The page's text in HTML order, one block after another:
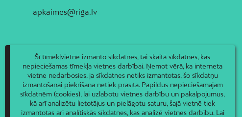
apkaimes@riga.lv
Šī tīmekļvietne izmanto sīkdatnes, tai skaitā sīkdatnes, kas
nepieciešamas tīmekļa vietnes darbībai. Ņemot vērā, ka interneta
vietne nedarbosies, ja sīkdatnes netiks izmantotas, šo sīkdatņu
izmantošanai piekrišana netiek prasīta. Papildus nepieciešamajām
sīkdatnēm (cookies), lai uzlabotu vietnes darbību un pakalpojumus,
kā arī analizētu lietotājus un pielāgotu saturu, šajā vietnē tiek
izmantotas arī analītiskās sīkdatnes, kas analizē vietnes darbību. Lai